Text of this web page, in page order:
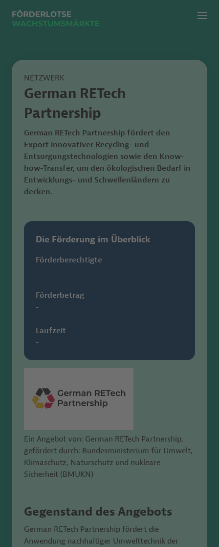
Menü
NETZWERK
German RETech
Partnership
German RETech Partnership fördert den
Export innovativer Recycling- und
Entsorgungstechnologien sowie den Know-
how-Transfer, um den ökologischen Bedarf in
Entwicklungs- und Schwellenländern zu
decken.
Die Förderung im Überblick
Förderberechtigte
-
Förderbetrag
-
Laufzeit
-
Ein Angebot von: German RETech Partnership,
gefördert durch: Bundesministerium für Umwelt,
Klimaschutz, Naturschutz und nukleare
Sicherheit (BMUKN)
Gegenstand des Angebots
German RETech Partnership fördert die
Anwendung nachhaltiger Umwelttechnik der